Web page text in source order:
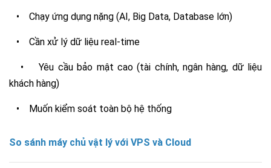
• Chạy ứng dụng nặng (AI, Big Data, Database lớn)
• Cần xử lý dữ liệu real-time
•Yêu cầu bảo mật cao (tài chính, ngân hàng, dữ liệu
khách hàng)
• Muốn kiểm soát toàn bộ hệ thống
So sánh máy chủ vật lý với VPS và Cloud